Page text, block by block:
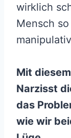
wirklich
Mensch
Mit
Narzisst
das
wie wir